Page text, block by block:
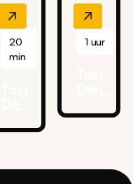
20
min
→
1 uur
→